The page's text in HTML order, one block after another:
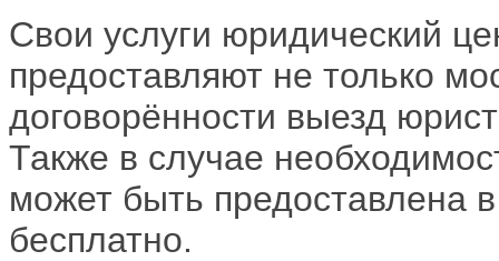
Свои услуги юридический
предоставляют не только
договорённости выезд
Также в случае
может быть предоставлена
бесплатно.